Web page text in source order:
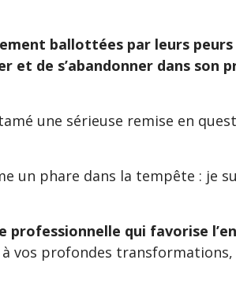
ballottées par leurs
et de s’abandonner dans
une sérieuse remise en
un phare dans la tempête : je
qui favorise
vos profondes